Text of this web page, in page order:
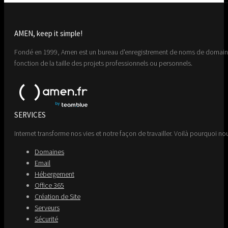
AMEN, keep it simple!
Fondé en 1999, Amen est un bureau d'enregistrement de noms de
fonction de la taille des projets professionnels ou personnels.
SERVICES
Internet transforme nos vies et notre façon de travailler. Voilà pourquoi
Domaines
Email
Hébergement
Office 365
Création de Site
Serveurs
Sécurité